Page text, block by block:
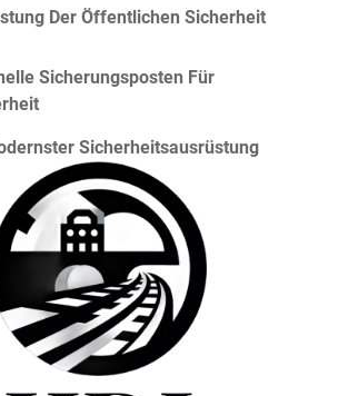
Der Öffentlichen Sicherheit
Sicherungsposten Für
Sicherheitsausrüstung